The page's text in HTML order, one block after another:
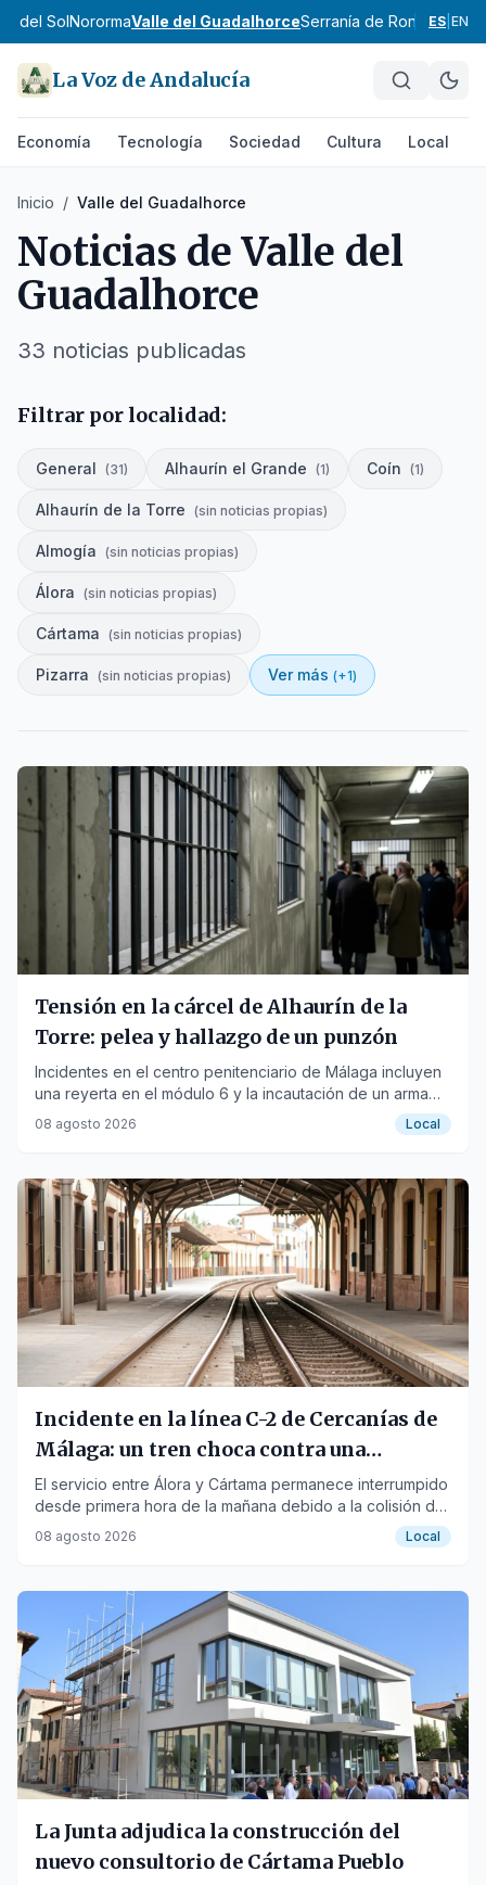
del SolNorormaValle del GuadalhorceSerranía de RondaSierra
ES EN
La Voz de Andalucía
Economía Tecnología Sociedad Cultura Local
Inicio / Valle del Guadalhorce
Noticias de Valle del
Guadalhorce
33 noticias publicadas
Filtrar por localidad:
General (31) Alhaurín el Grande (1) Coín (1)
Alhaurín de la Torre (sin noticias propias)
Almogía (sin noticias propias)
Álora (sin noticias propias)
Cártama (sin noticias propias)
Pizarra (sin noticias propias) Ver más (+1)
Tensión en la cárcel de Alhaurín de la
Torre: pelea y hallazgo de un punzón
Incidentes en el centro penitenciario de Málaga incluyen
una reyerta en el módulo 6 y la incautación de un arma
punzante oculta en un palé de agua.
08 agosto 2026 Local
Incidente en la línea C-2 de Cercanías de
Málaga: un tren choca contra una
catenaria desprendida
El servicio entre Álora y Cártama permanece interrumpido
desde primera hora de la mañana debido a la colisión de
un tren de Media Distancia.
08 agosto 2026 Local
La Junta adjudica la construcción del
nuevo consultorio de Cártama Pueblo